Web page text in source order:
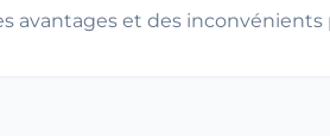
avantages et des